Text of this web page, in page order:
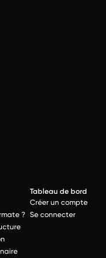
?
Tableau de bord
Créer un compte
Se connecter